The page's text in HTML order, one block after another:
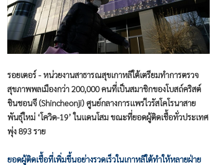
• MGR Live
• Infographic
• การเมือง
• ท่องเที่ยว
ต่างประเทศ
• Special Scoop
• เศรษฐกิจ-ธุรกิจ
• จีน
• อาชญากรรม
รอยเตอร์ - หน่วยงานสาธารณสุขเกาหลีใต้เตรียมทำการตรวจ
สุขภาพพลเมืองกว่า 200,000 คนที่เป็นสมาชิกของโบสถ์คริสต์
ชินชอนจี (Shincheonji) ศูนย์กลางการแพร่ไวรัสโคโรนาสาย
พันธุ์ใหม่ ‘โควิด-19’ ในแดนโสม ขณะที่ยอดผู้ติดเชื้อทั่วประเทศ
พุ่ง 893 ราย
ยอดผู้ติดเชื้อที่เพิ่มขึ้นอย่างรวดเร็วในเกาหลีใต้ทำให้หลายฝ่าย